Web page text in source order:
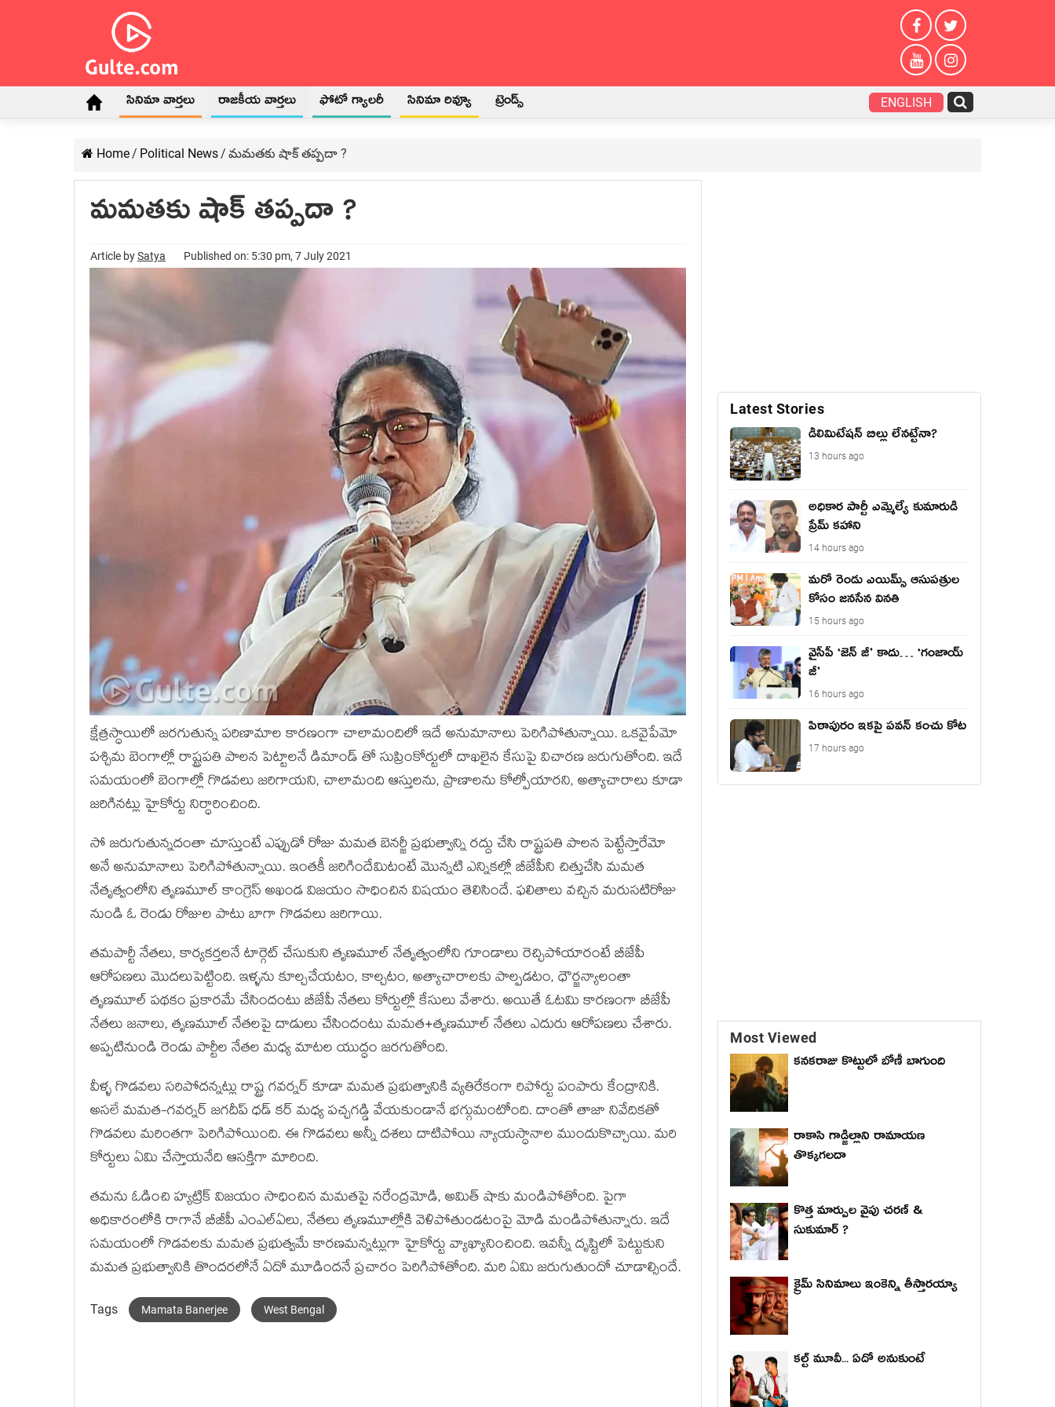
సినిమా వార్తలు రాజకీయ వార్తలు ఫోటో గ్యాలరీ సినిమా రివ్యూ ట్రెండ్స్ ENGLISH
Home/ Political News/ మమతకు షాక్ తప్పదా ?
మమతకు షాక్ తప్పదా ?
Article bySatya Published on: 5:30 pm, 7 July 2021
క్షేత్రస్ధాయిలో జరగుతున్న పరిణామాల కారణంగా చాలామందిలో ఇదే అనుమానాలు పెరిగిపోతున్నాయి. ఒకవైపేమో
పశ్చిమ బెంగాల్లో రాష్ట్రపతి పాలన పెట్టాలనే డిమాండ్ తో సుప్రింకోర్టులో దాఖలైన కేసుపై విచారణ జరుగుతోంది. ఇదే
సమయంలో బెంగాల్లో గొడవలు జరిగాయని, చాలామంది ఆస్తులను, ప్రాణాలను కోల్పోయారని, అత్యాచారాలు కూడా
జరిగినట్లు హైకోర్టు నిర్ధారించింది.
సో జరుగుతున్నదంతా చూస్తుంటే ఎప్పుడో రోజు మమత బెనర్జీ ప్రభుత్వాన్ని రద్దు చేసి రాష్ట్రపతి పాలన పెట్టేస్తారేమో
అనే అనుమానాలు పెరిగిపోతున్నాయి. ఇంతకీ జరిగిందేమిటంటే మొన్నటి ఎన్నికల్లో బీజేపీని చిత్తుచేసి మమత
నేతృత్వంలోని తృణమూల్ కాంగ్రెస్ అఖండ విజయం సాధించిన విషయం తెలిసిందే. ఫలితాలు వచ్చిన మరుసటిరోజు
నుండి ఓ రెండు రోజుల పాటు బాగా గొడవలు జరిగాయి.
తమపార్టీ నేతలు, కార్యకర్తలనే టార్గెట్ చేసుకుని తృణమూల్ నేతృత్వంలోని గూండాలు రెచ్చిపోయారంటే బీజేపీ
ఆరోపణలు మొదలుపెట్టింది. ఇళ్ళను కూల్చచేయటం, కాల్చటం, అత్యాచారాలకు పాల్పడటం, ధౌర్జన్యాలంతా
తృణమూల్ పథకం ప్రకారమే చేసిందంటు బీజేపీ నేతలు కోర్టుల్లో కేసులు వేశారు. అయితే ఓటమి కారణంగా బీజేపీ
నేతలు జనాలు, తృణమూల్ నేతలపై దాడులు చేసిందంటు మమత+తృణమూల్ నేతలు ఎదురు ఆరోపణలు చేశారు.
అప్పటినుండి రెండు పార్టీల నేతల మధ్య మాటల యుద్ధం జరగుతోంది.
వీళ్ళ గొడవలు సరిపోదన్నట్లు రాష్ట్ర గవర్నర్ కూడా మమత ప్రభుత్వానికి వ్యతిరేకంగా రిపోర్టు పంపారు కేంద్రానికి.
అసలే మమత-గవర్నర్ జగదీప్ ధడ్ కర్ మధ్య పచ్చగడ్డి వేయకుండానే భగ్గుమంటోంది. దాంతో తాజా నివేదికతో
గొడవలు మరింతగా పెరిగిపోయింది. ఈ గొడవలు అన్నీ దశలు దాటిపోయి న్యాయస్ధానాల ముందుకొచ్చాయి. మరి
కోర్టులు ఏమి చేస్తాయనేది ఆసక్తిగా మారింది.
తమను ఓడించి హ్యట్రిక్ విజయం సాధించిన మమతపై నరేంద్రమోడి, అమిత్ షాకు మండిపోతోంది. పైగా
అధికారంలోకి రాగానే బీజీపీ ఎంఎల్ఏలు, నేతలు తృణమూల్లోకి వెళిపోతుండటంపై మోడి మండిపోతున్నారు. ఇదే
సమయంలో గొడవలకు మమత ప్రభుత్వమే కారణమన్నట్లుగా హైకోర్టు వ్యాఖ్యానించింది. ఇవన్నీ దృష్టిలో పెట్టుకుని
మమత ప్రభుత్వానికి తొందరలోనే ఏదో మూడిందనే ప్రచారం పెరిగిపోతోంది. మరి ఏమి జరుగుతుందో చూడాల్సిందే.
Tags Mamata Banerjee West Bengal
Latest Stories
డీలిమిటేషన్ బిల్లు లేన‌ట్టేనా?
13 hours ago
అధికార పార్టీ ఎమ్మెల్యే కుమారుడి
ప్రేమ్ కహాని
14 hours ago
మరో రెండు ఎయిమ్స్ ఆసుపత్రుల
కోసం జనసేన వినతి
15 hours ago
వైసీపీ ‘జెన్ జీ’ కాదు… ‘గంజాయ్
జీ’
16 hours ago
పిఠాపురం ఇకపై పవన్ కంచు కోట
17 hours ago
Most Viewed
కనకరాజు కొట్టులో బోణీ బాగుంది
రాకాసి గాడ్జిల్లాని రామాయణ
తొక్కగలదా
కొత్త మార్పుల వైపు చరణ్ &
సుకుమార్ ?
క్రైమ్ సినిమాలు ఇంకెన్ని తీస్తారయ్యా
కల్ట్ మూవీ... ఏదో అనుకుంటే